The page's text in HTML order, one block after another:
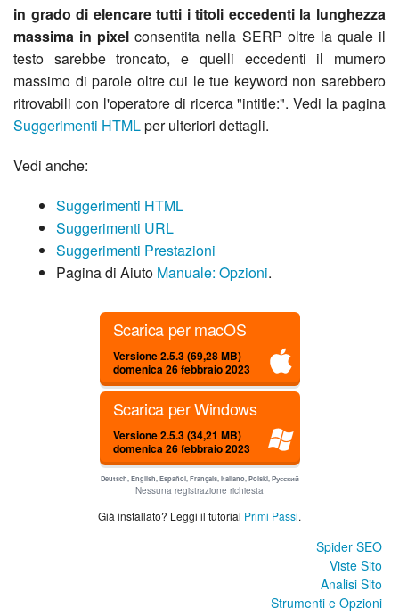
in grado di elencare tutti i titoli eccedenti la lunghezza
massima in pixel consentita nella SERP oltre la quale il
testo sarebbe troncato, e quelli eccedenti il mumero
massimo di parole oltre cui le tue keyword non sarebbero
ritrovabili con l'operatore di ricerca "intitle:". Vedi la pagina
Suggerimenti HTMLper ulteriori dettagli.
Vedi anche:
Suggerimenti HTML
Suggerimenti URL
Suggerimenti Prestazioni
Pagina di Aiuto Manuale: Opzioni.
Scarica per macOS
Versione 2.5.3 (69,28 MB)
domenica 26 febbraio 2023
Scarica per Windows
Versione 2.5.3 (34,21 MB)
domenica 26 febbraio 2023
Deutsch, English, Español, Français, Italiano, Polski, Русский
Nessuna registrazione richiesta
Già installato? Leggi il tutorial Primi Passi.
Spider SEO
Viste Sito
Analisi Sito
Strumenti e Opzioni